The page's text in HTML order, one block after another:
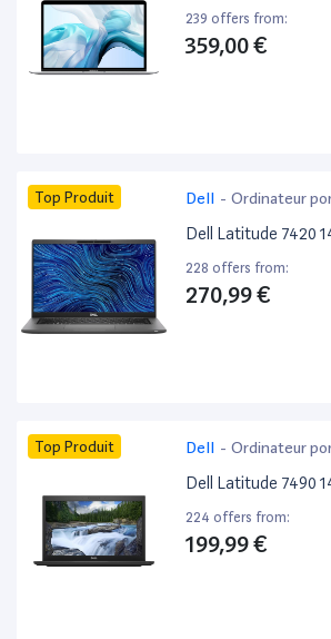
239 offers from:
359,00 €
Top Produit Dell - Ordinateur
Dell Latitude 7420
228 offers from:
270,99 €
Top Produit Dell - Ordinateur
Dell Latitude 7490
224 offers from:
199,99 €